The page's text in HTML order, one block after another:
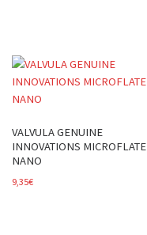
VALVULA GENUINE
INNOVATIONS MICROFLATE
NANO
9,35€